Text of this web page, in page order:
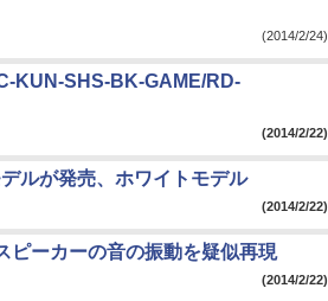
(2014/2/24)
KUN-SHS-BK-GAME/RD-
(2014/2/22)
ルが発売、ホワイトモデル
(2014/2/22)
ピーカーの音の振動を疑似再現
(2014/2/22)